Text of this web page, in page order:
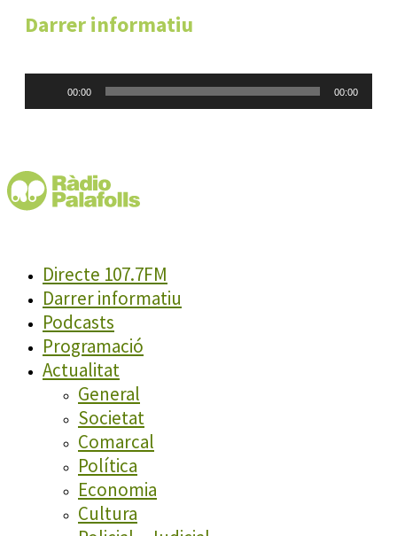
Darrer informatiu
00:00 00:00
Directe 107.7FM
Darrer informatiu
Podcasts
Programació
Actualitat
General
Societat
Comarcal
Política
Economia
Cultura